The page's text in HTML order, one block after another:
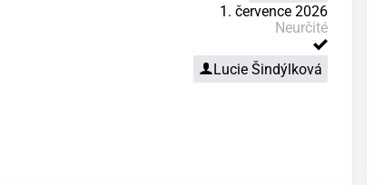
1. července 2026
Neurčité
Lucie Šindýlková